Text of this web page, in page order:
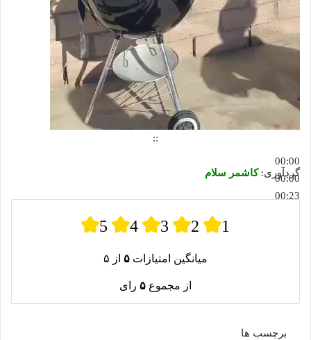
00:00
00:00
00:23
::
گردآوری:کاشمر سلام
5 4 3 2 1
میانگین امتیازات ۵ از ۵
از مجموع ۵ رای
برچسب ها